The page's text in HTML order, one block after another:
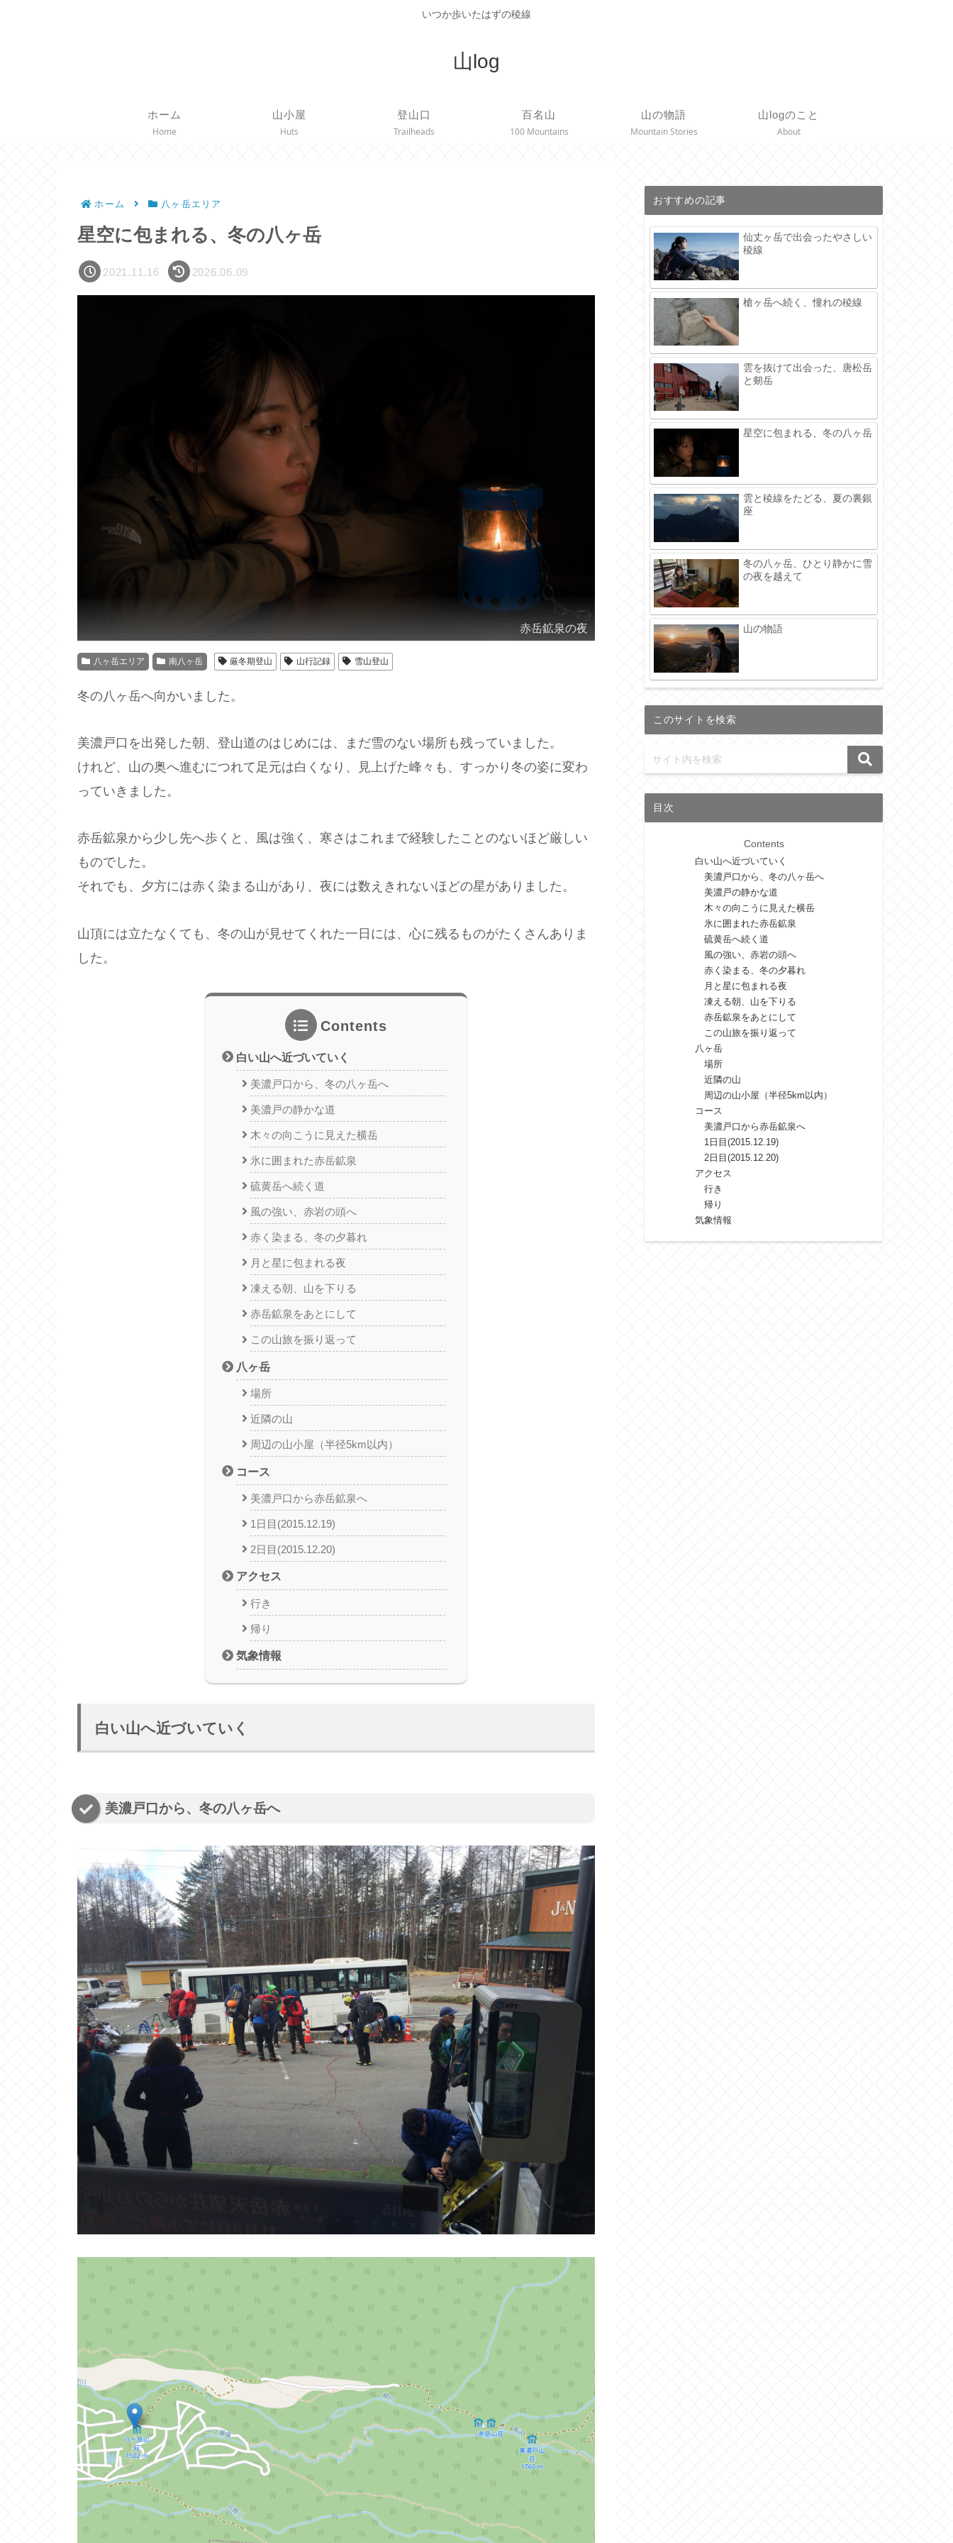
いつか歩いたはずの稜線
山log
ホーム
Home
山小屋
Huts
登山口
Trailheads
百名山
100 Mountains
山の物語
Mountain Stories
山logのこと
About
ホーム 八ヶ岳エリア
星空に包まれる、冬の八ヶ岳
2021.11.16 2026.06.09
赤岳鉱泉の夜
八ヶ岳エリア 南八ヶ岳 厳冬期登山 山行記録 雪山登山
冬の八ヶ岳へ向かいました。
美濃戸口を出発した朝、登山道のはじめには、まだ雪のない場所も残っていました。
けれど、山の奥へ進むにつれて足元は白くなり、見上げた峰々も、すっかり冬の姿に変わ
っていきました。
赤岳鉱泉から少し先へ歩くと、風は強く、寒さはこれまで経験したことのないほど厳しい
ものでした。
それでも、夕方には赤く染まる山があり、夜には数えきれないほどの星がありました。
山頂には立たなくても、冬の山が見せてくれた一日には、心に残るものがたくさんありま
した。
Contents
白い山へ近づいていく
美濃戸口から、冬の八ヶ岳へ
美濃戸の静かな道
木々の向こうに見えた横岳
氷に囲まれた赤岳鉱泉
硫黄岳へ続く道
風の強い、赤岩の頭へ
赤く染まる、冬の夕暮れ
月と星に包まれる夜
凍える朝、山を下りる
赤岳鉱泉をあとにして
この山旅を振り返って
八ヶ岳
場所
近隣の山
周辺の山小屋（半径5km以内）
コース
美濃戸口から赤岳鉱泉へ
1日目(2015.12.19)
2日目(2015.12.20)
アクセス
行き
帰り
気象情報
白い山へ近づいていく
美濃戸口から、冬の八ヶ岳へ
おすすめの記事
仙丈ヶ岳で出会ったやさしい
稜線
槍ヶ岳へ続く、憧れの稜線
雲を抜けて出会った、唐松岳
と剱岳
星空に包まれる、冬の八ヶ岳
雲と稜線をたどる、夏の裏銀
座
冬の八ヶ岳、ひとり静かに雪
の夜を越えて
山の物語
このサイトを検索
目次
Contents
白い山へ近づいていく
美濃戸口から、冬の八ヶ岳へ
美濃戸の静かな道
木々の向こうに見えた横岳
氷に囲まれた赤岳鉱泉
硫黄岳へ続く道
風の強い、赤岩の頭へ
赤く染まる、冬の夕暮れ
月と星に包まれる夜
凍える朝、山を下りる
赤岳鉱泉をあとにして
この山旅を振り返って
八ヶ岳
場所
近隣の山
周辺の山小屋（半径5km以内）
コース
美濃戸口から赤岳鉱泉へ
1日目(2015.12.19)
2日目(2015.12.20)
アクセス
行き
帰り
気象情報